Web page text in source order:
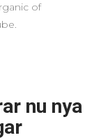
of
nu nya